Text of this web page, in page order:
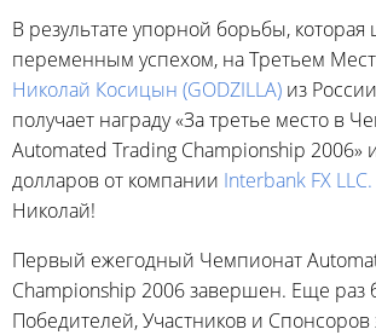
В результате упорной борьбы, которая
переменным успехом, на Третьем
Николай Косицын (GODZILLA) из
получает награду «За третье место в
Automated Trading Championship 2006»
долларов от компании Interbank FX LLC.
Николай!
Первый ежегодный Чемпионат
Championship 2006 завершен. Еще раз
Победителей, Участников и Спонсоров